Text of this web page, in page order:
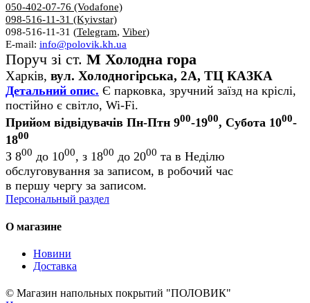
050-402-07-76 (Vodafone)
098-516-11-31 (Kyivstar)
098-516-11-31 (Telegram, Viber)
E-mail: info@polovik.kh.ua
Поруч зі ст. М Холодна гора
Харків, вул. Холодногірська, 2А, ТЦ КАЗКА
Детальний опис. Є парковка, зручний заїзд на кріслі,
постійно є світло, Wi-Fi.
Прийом відвідувачів Пн-Птн 900-1900, Субота 1000-
1800
З 800 до 1000, з 1800 до 2000 та в Неділю
обслуговування за записом, в робочий час
в першу чергу за записом.
Персональный раздел
О магазине
Новини
Доставка
© Магазин напольных покрытий "ПОЛОВИК"